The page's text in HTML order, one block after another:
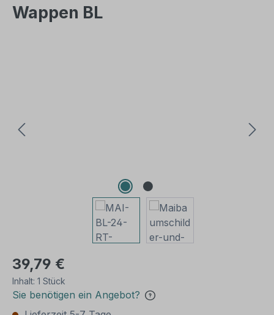
Wappen BL
39,79 €
Inhalt: 1 Stück
Sie benötigen ein Angebot?